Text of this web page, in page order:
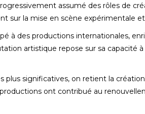
assumé des rôles de
sur la mise en scène expérimentale
à des productions internationales,
artistique repose sur sa capacité
plus significatives, on retient la
ont contribué au